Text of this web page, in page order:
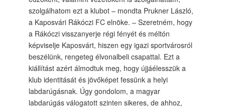
szolgálhatom ezt a klubot – mondta Prukner László,
a Kaposvári Rákóczi FC elnöke. – Szeretném, hogy
a Rákóczi visszanyerje régi fényét és méltón
képviselje Kaposvárt, hiszen egy igazi sportvárosról
beszélünk, rengeteg élvonalbeli csapattal. Ezt a
kiállítást azért álmodtuk meg, hogy újjáélesszük a
klub identitását és jövőképet fessünk a helyi
labdarúgásnak. Úgy gondolom, a magyar
labdarúgás válogatott szinten sikeres, de ahhoz,